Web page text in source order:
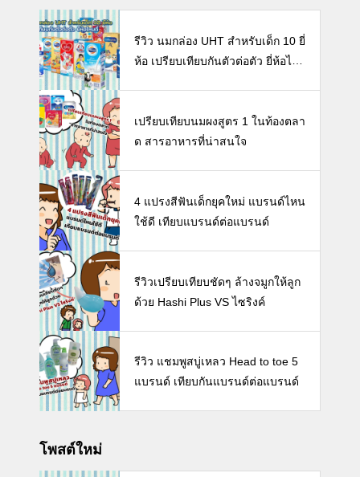
รีวิว นมกล่อง UHT สำหรับเด็ก 10 ยี่
ห้อ เปรียบเทียบกันตัวต่อตัว ยี่ห้อไห
เปรียบเทียบนมผงสูตร 1 ในท้องตลา
ด สารอาหารที่น่าสนใจ
4 แปรงสีฟันเด็กยุคใหม่ แบรนด์ไหน
ใช้ดี เทียบแบรนด์ต่อแบรนด์
รีวิวเปรียบเทียบชัดๆ ล้างจมูกให้ลูก
ด้วย Hashi Plus VS ไซริงค์
รีวิว แชมพูสบู่เหลว Head to toe 5
แบรนด์ เทียบกันแบรนด์ต่อแบรนด์
โพสต์ใหม่